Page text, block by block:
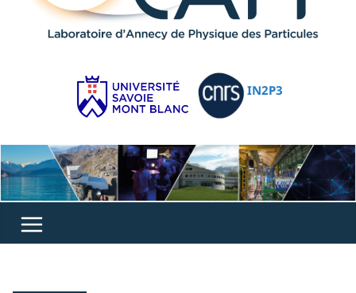
IN2P3